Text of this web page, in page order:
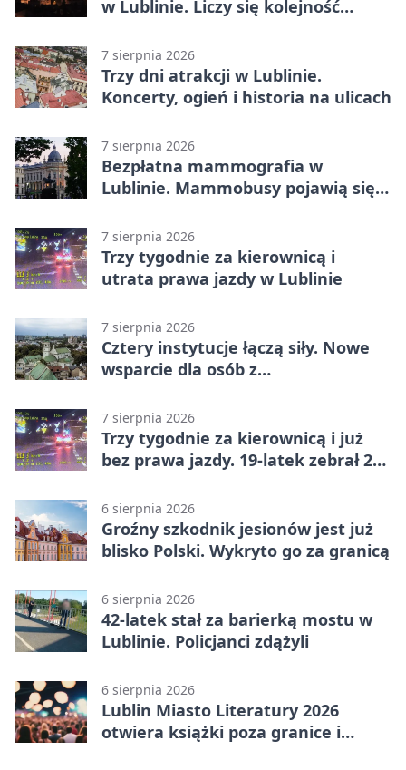
w Lublinie. Liczy się kolejność
7 sierpnia 2026
Trzy dni atrakcji w Lublinie.
Koncerty, ogień i historia na ulicach
7 sierpnia 2026
Bezpłatna mammografia w
Lublinie. Mammobusy pojawią się
7 sierpnia 2026
Trzy tygodnie za kierownicą i
utrata prawa jazdy w Lublinie
7 sierpnia 2026
Cztery instytucje łączą siły. Nowe
wsparcie dla osób z
7 sierpnia 2026
Trzy tygodnie za kierownicą i już
bez prawa jazdy. 19-latek zebrał 23
6 sierpnia 2026
Groźny szkodnik jesionów jest już
blisko Polski. Wykryto go za granicą
6 sierpnia 2026
42-latek stał za barierką mostu w
Lublinie. Policjanci zdążyli
6 sierpnia 2026
Lublin Miasto Literatury 2026
otwiera książki poza granice i